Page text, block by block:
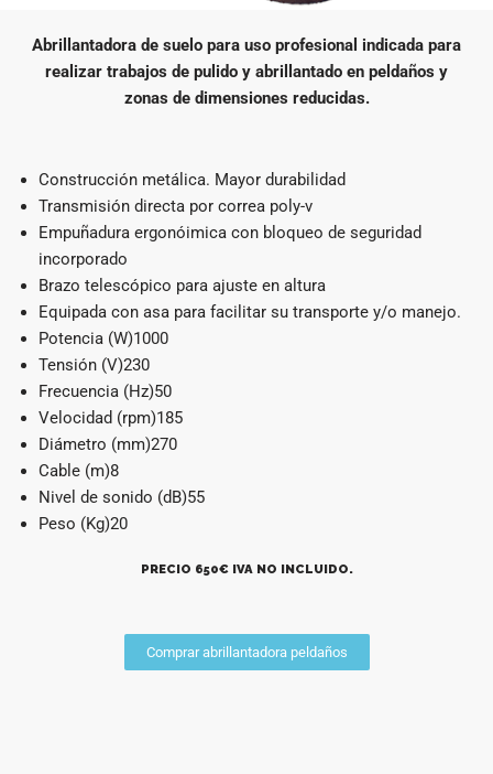
Abrillantadora de suelo para uso profesional indicada para
realizar trabajos de pulido y abrillantado en peldaños y
zonas de dimensiones reducidas.
Construcción metálica. Mayor durabilidad
Transmisión directa por correa poly-v
Empuñadura ergonóimica con bloqueo de seguridad
incorporado
Brazo telescópico para ajuste en altura
Equipada con asa para facilitar su transporte y/o manejo.
Potencia (W)1000
Tensión (V)230
Frecuencia (Hz)50
Velocidad (rpm)185
Diámetro (mm)270
Cable (m)8
Nivel de sonido (dB)55
Peso (Kg)20
PRECIO 650€ IVA NO INCLUIDO.
Comprar abrillantadora peldaños